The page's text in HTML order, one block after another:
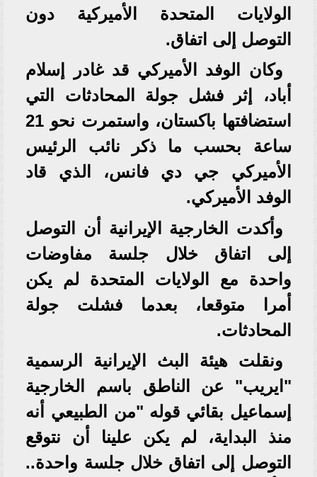
الولايات المتحدة الأميركية دون
التوصل إلى اتفاق.
وكان الوفد الأميركي قد غادر إسلام
أباد، إثر فشل جولة المحادثات التي
استضافتها باكستان، واستمرت نحو 21
ساعة بحسب ما ذكر نائب الرئيس
الأميركي جي دي فانس، الذي قاد
الوفد الأميركي.
وأكدت الخارجية الإيرانية أن التوصل
إلى اتفاق خلال جلسة مفاوضات
واحدة مع الولايات المتحدة لم يكن
أمرا متوقعا، بعدما فشلت جولة
المحادثات.
ونقلت هيئة البث الإيرانية الرسمية
"ايريب" عن الناطق باسم الخارجية
إسماعيل بقائي قوله "من الطبيعي أنه
منذ البداية، لم يكن علينا أن نتوقع
التوصل إلى اتفاق خلال جلسة واحدة..